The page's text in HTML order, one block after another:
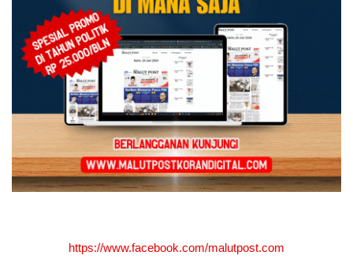
https://www.facebook.com/malutpost.com